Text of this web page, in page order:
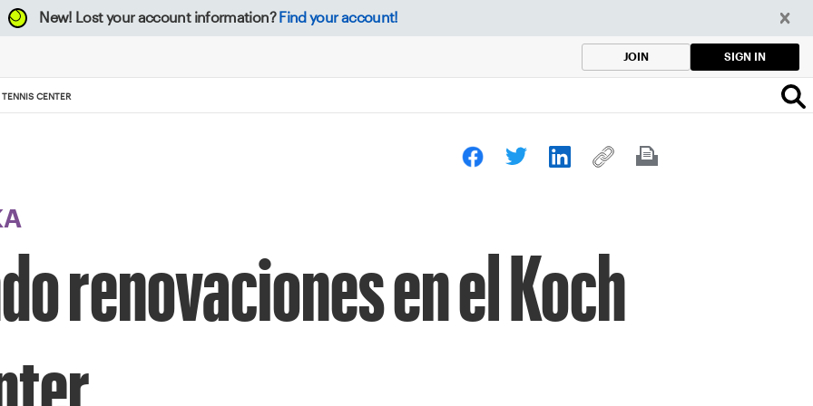
New! Lost your account information? Find your account!
JOIN SIGN IN
CENTER
renovaciones en el Koch